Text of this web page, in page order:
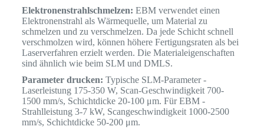
Elektronenstrahlschmelzen: EBM verwendet einen
Elektronenstrahl als Wärmequelle, um Material zu
schmelzen und zu verschmelzen. Da jede Schicht schnell
verschmolzen wird, können höhere Fertigungsraten als bei
Laserverfahren erzielt werden. Die Materialeigenschaften
sind ähnlich wie beim SLM und DMLS.
Parameter drucken: Typische SLM-Parameter -
Laserleistung 175-350 W, Scan-Geschwindigkeit 700-
1500 mm/s, Schichtdicke 20-100 μm. Für EBM -
Strahlleistung 3-7 kW, Scangeschwindigkeit 1000-2500
mm/s, Schichtdicke 50-200 μm.